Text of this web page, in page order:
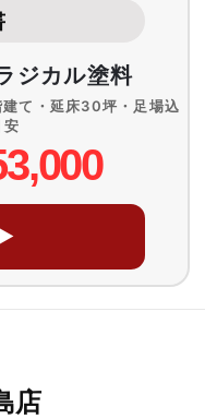
ジカル塗料
建て・延床30坪・足場込
安
店